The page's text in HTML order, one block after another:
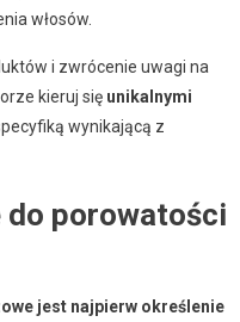
włosów.
i zwrócenie uwagi na
kieruj się unikalnymi
wynikającą z
do porowatości
jest najpierw określenie